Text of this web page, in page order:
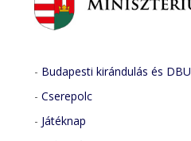
- Budapesti kirándulás és DBU
-Cserepolc
- Játéknap